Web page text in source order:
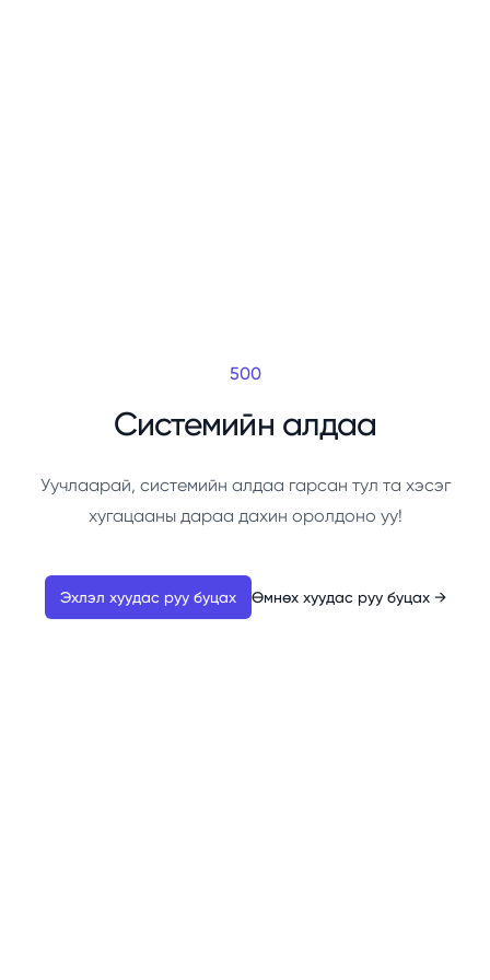
500
Системийн алдаа
Уучлаарай, системийн алдаа гарсан тул та хэсэг
хугацааны дараа дахин оролдоно уу!
Эхлэл хуудас руу буцах Өмнөх хуудас руу буцах →